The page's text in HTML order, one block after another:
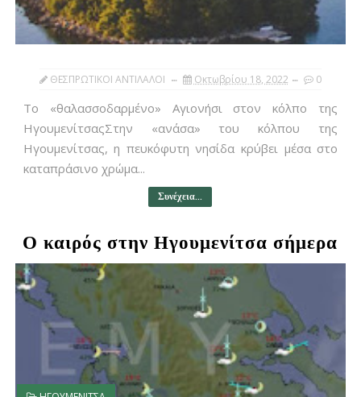
ΘΕΣΠΡΩΤΙΚΟΙ ΑΝΤΙΛΑΛΟΙ Οκτωβρίου 18, 2022 0
To «θαλασσοδαρμένο» Αγιονήσι στον κόλπο της
ΗγουμενίτσαςΣτην «ανάσα» του κόλπου της
Ηγουμενίτσας, η πευκόφυτη νησίδα κρύβει μέσα στο
καταπράσινο χρώμα...
Συνέχεια...
Ο καιρός στην Ηγουμενίτσα σήμερα